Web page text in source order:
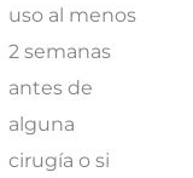
uso al menos
2 semanas
antes de
alguna
cirugía o si